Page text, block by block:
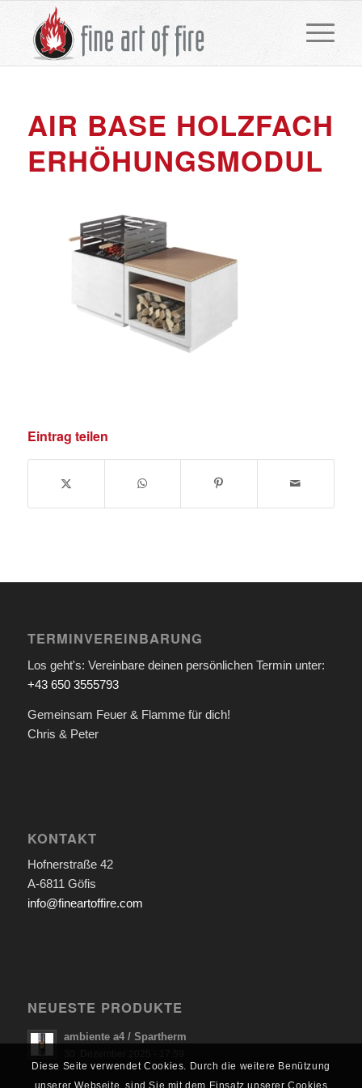
AIR BASE HOLZFACH
ERHÖHUNGSMODUL
Eintrag teilen
TERMINVEREINBARUNG
Los geht's: Vereinbare deinen persönlichen Termin unter:
+43 650 3555793
Gemeinsam Feuer & Flamme für dich!
Chris & Peter
KONTAKT
Hofnerstraße 42
A-6811 Göfis
info@fineartoffire.com
NEUESTE PRODUKTE
ambiente a4 / Spartherm
Diese Seite verwendet Cookies. Durch die weitere Benützung